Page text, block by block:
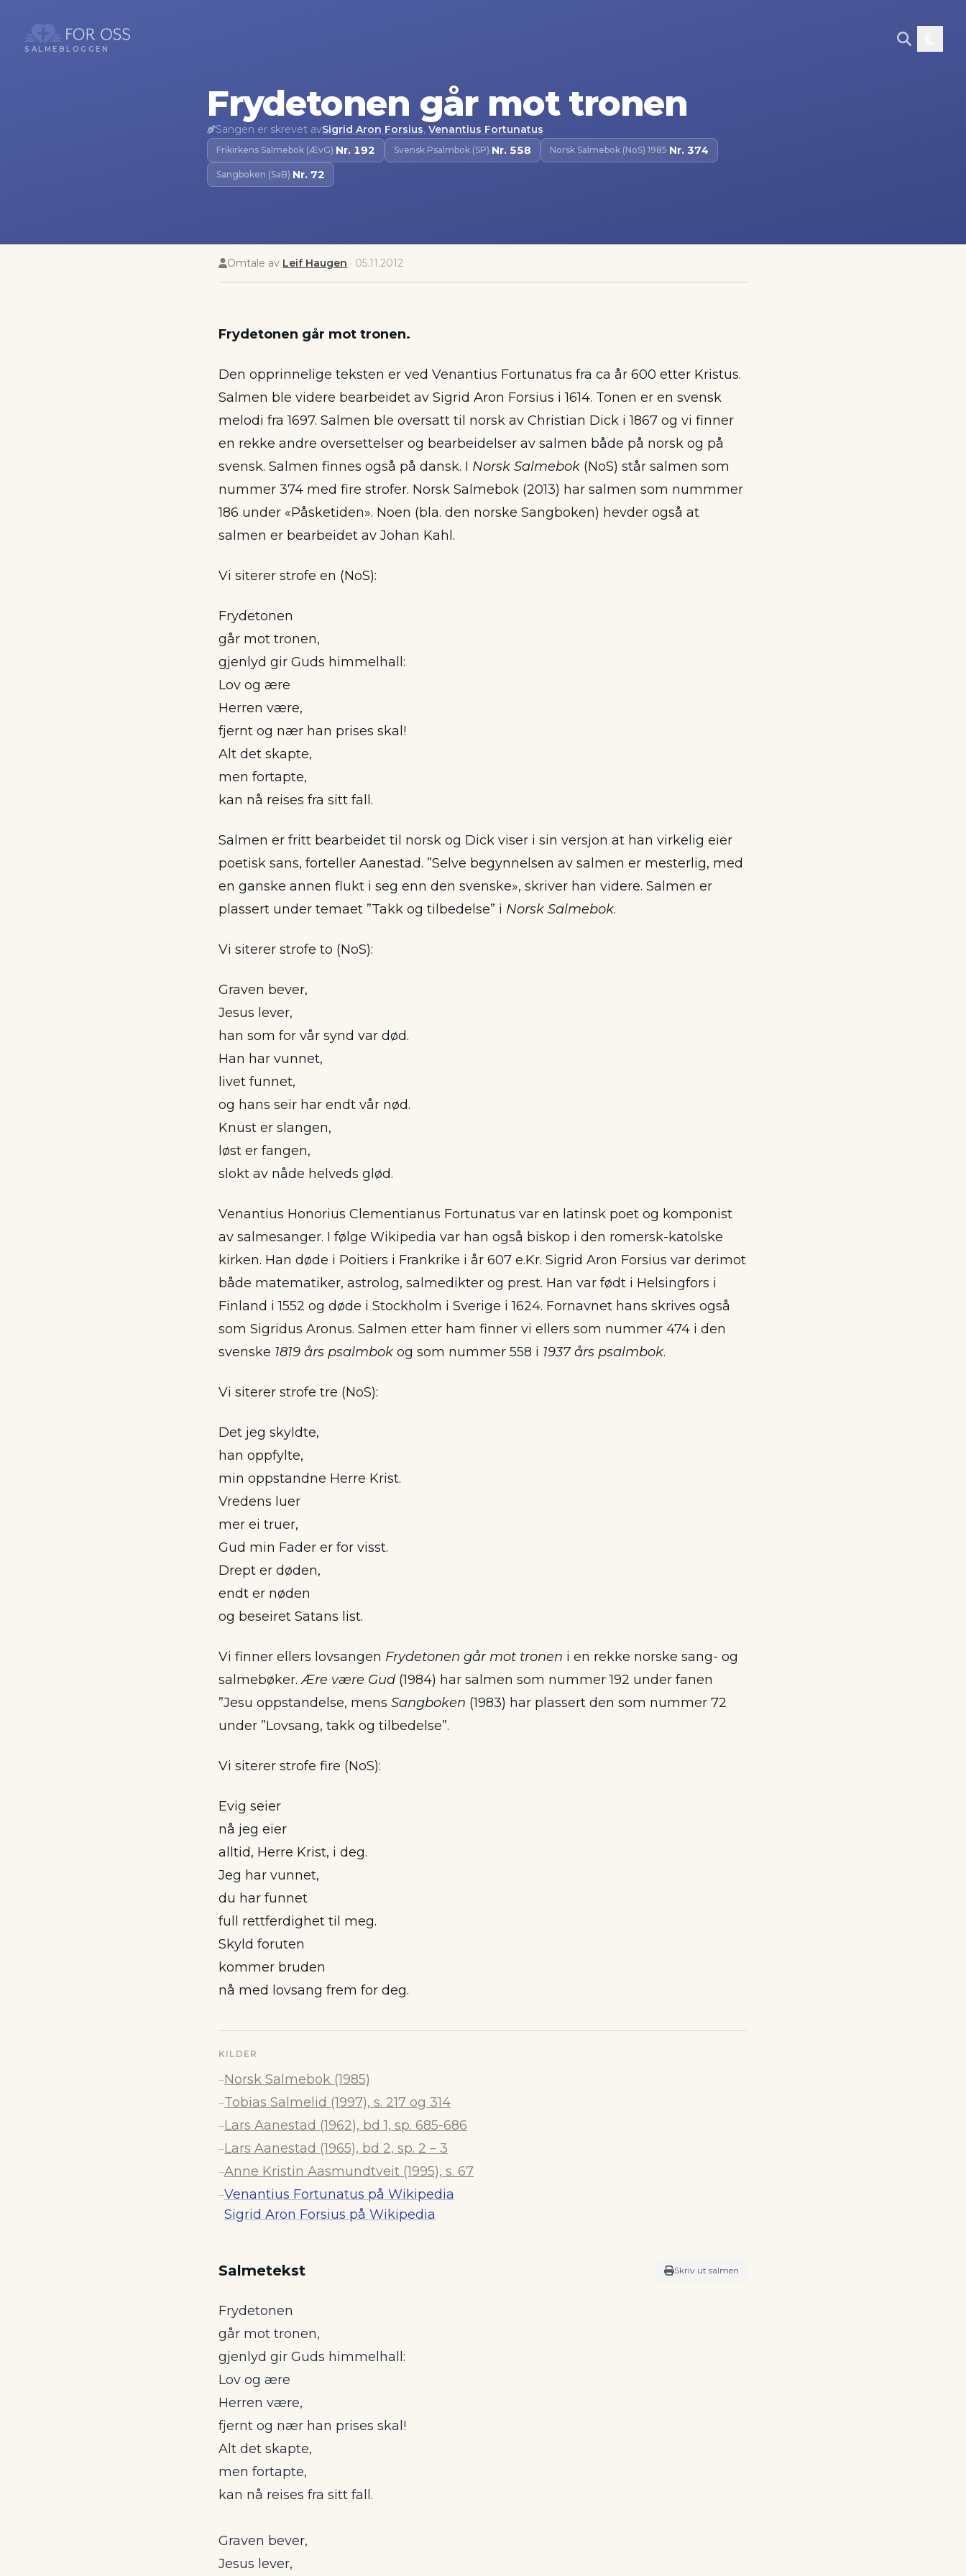
SALMEBLOGGEN
Frydetonen går mot tronen
Sangen er skrevet avSigrid Aron Forsius, Venantius Fortunatus
Frikirkens Salmebok (ÆvG)·Nr. 192 Svensk Psalmbok (SP)·Nr. 558 Norsk Salmebok (NoS) 1985·Nr. 374
Sangboken (SaB)·Nr. 72
Omtale av Leif Haugen · 05.11.2012
Frydetonen går mot tronen.
Den opprinnelige teksten er ved Venantius Fortunatus fra ca år 600 etter Kristus.
Salmen ble videre bearbeidet av Sigrid Aron Forsius i 1614. Tonen er en svensk
melodi fra 1697. Salmen ble oversatt til norsk av Christian Dick i 1867 og vi finner
en rekke andre oversettelser og bearbeidelser av salmen både på norsk og på
svensk. Salmen finnes også på dansk. I Norsk Salmebok (NoS) står salmen som
nummer 374 med fire strofer. Norsk Salmebok (2013) har salmen som nummmer
186 under «Påsketiden». Noen (bla. den norske Sangboken) hevder også at
salmen er bearbeidet av Johan Kahl.
Vi siterer strofe en (NoS):
Frydetonen
går mot tronen,
gjenlyd gir Guds himmelhall:
Lov og ære
Herren være,
fjernt og nær han prises skal!
Alt det skapte,
men fortapte,
kan nå reises fra sitt fall.
Salmen er fritt bearbeidet til norsk og Dick viser i sin versjon at han virkelig eier
poetisk sans, forteller Aanestad. ”Selve begynnelsen av salmen er mesterlig, med
en ganske annen flukt i seg enn den svenske», skriver han videre. Salmen er
plassert under temaet ”Takk og tilbedelse” i Norsk Salmebok.
Vi siterer strofe to (NoS):
Graven bever,
Jesus lever,
han som for vår synd var død.
Han har vunnet,
livet funnet,
og hans seir har endt vår nød.
Knust er slangen,
løst er fangen,
slokt av nåde helveds glød.
Venantius Honorius Clementianus Fortunatus var en latinsk poet og komponist
av salmesanger. I følge Wikipedia var han også biskop i den romersk-katolske
kirken. Han døde i Poitiers i Frankrike i år 607 e.Kr. Sigrid Aron Forsius var derimot
både matematiker, astrolog, salmedikter og prest. Han var født i Helsingfors i
Finland i 1552 og døde i Stockholm i Sverige i 1624. Fornavnet hans skrives også
som Sigridus Aronus. Salmen etter ham finner vi ellers som nummer 474 i den
svenske 1819 års psalmbok og som nummer 558 i 1937 års psalmbok.
Vi siterer strofe tre (NoS):
Det jeg skyldte,
han oppfylte,
min oppstandne Herre Krist.
Vredens luer
mer ei truer,
Gud min Fader er for visst.
Drept er døden,
endt er nøden
og beseiret Satans list.
Vi finner ellers lovsangen Frydetonen går mot tronen i en rekke norske sang- og
salmebøker.Ære være Gud (1984) har salmen som nummer 192 under fanen
”Jesu oppstandelse, mens Sangboken (1983) har plassert den som nummer 72
under ”Lovsang, takk og tilbedelse”.
Vi siterer strofe fire (NoS):
Evig seier
nå jeg eier
alltid, Herre Krist, i deg.
Jeg har vunnet,
du har funnet
full rettferdighet til meg.
Skyld foruten
kommer bruden
nå med lovsang frem for deg.
KILDER
–Norsk Salmebok (1985)
–Tobias Salmelid (1997), s. 217 og 314
–Lars Aanestad (1962), bd 1, sp. 685-686
–Lars Aanestad (1965), bd 2, sp. 2 – 3
–Anne Kristin Aasmundtveit (1995), s. 67
–Venantius Fortunatus på Wikipedia
Sigrid Aron Forsius på Wikipedia
Salmetekst Skriv ut salmen
Frydetonen
går mot tronen,
gjenlyd gir Guds himmelhall:
Lov og ære
Herren være,
fjernt og nær han prises skal!
Alt det skapte,
men fortapte,
kan nå reises fra sitt fall.
Graven bever,
Jesus lever,